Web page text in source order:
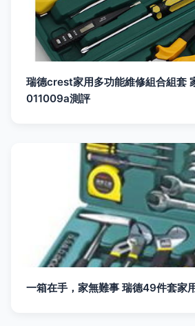
瑞德crest家用多功能維修組合組套
011009a測評
一箱在手，家無難事 瑞德49件套家